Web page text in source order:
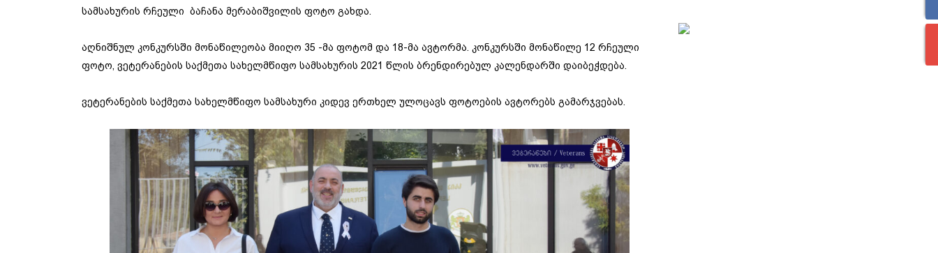
სამსახურის რჩეული ბაჩანა მერაბიშვილის ფოტო გახდა.
აღნიშნულ კონკურსში მონაწილეობა მიიღო 35 -მა ფოტომ და 18-მა ავტორმა. კონკურსში მონაწილე 12 რჩეული
ფოტო, ვეტერანების საქმეთა სახელმწიფო სამსახურის 2021 წლის ბრენდირებულ კალენდარში დაიბეჭდება.
ვეტერანების საქმეთა სახელმწიფო სამსახური კიდევ ერთხელ ულოცავს ფოტოების ავტორებს გამარჯვებას.